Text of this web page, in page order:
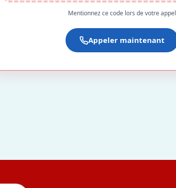
Mentionnez ce code lors de votre appel
Appeler maintenant